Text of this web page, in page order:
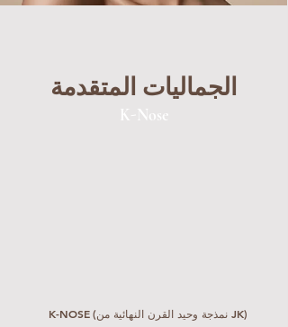
K-Nose
الجماليات المتقدمة
K-NOSE (نمذجة وحيد القرن النهائية من JK)